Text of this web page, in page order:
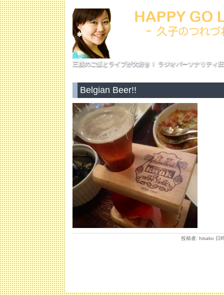
三度のご飯とライブが大好き！ ラジオパーソナリティ
Belgian Beer!!
投稿者: hisako 日